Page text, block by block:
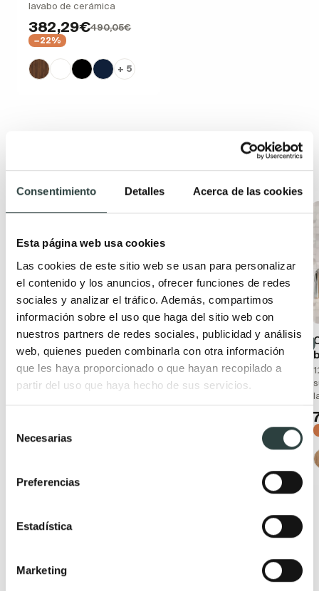
Consentimiento Detalles Acerca de las cookies
Esta página web usa cookies
Las cookies de este sitio web se usan para personalizar
el contenido y los anuncios, ofrecer funciones de redes
sociales y analizar el tráfico. Además, compartimos
información sobre el uso que haga del sitio web con
nuestros partners de redes sociales, publicidad y análisis
web, quienes pueden combinarla con otra información
que les haya proporcionado o que hayan recopilado a
partir del uso que haya hecho de sus servicios.
Necesarias
Preferencias
Estadística
Marketing
lavabo de cerámica
382,29€490,05€
−22%
+ 5
Productos de la misma colección
Mueble de baño con
encimera de madera
Salgar Attila
120 cm con 4 cajones,
499,98€
−22%
Columna de baño
Salgar Attila
30x140x24 cm 1 puerta
suspendida
232,00€297,66€
+ 5
Productos relacionados